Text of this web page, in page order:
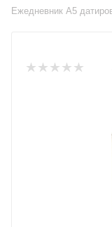
Ежедневник А5